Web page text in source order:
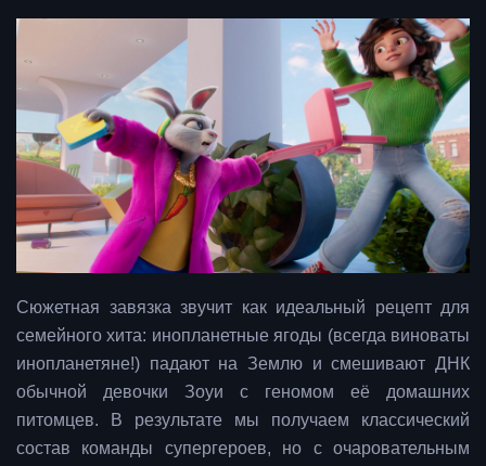
Сюжетная завязка звучит как идеальный рецепт для
семейного хита: инопланетные ягоды (всегда виноваты
инопланетяне!) падают на Землю и смешивают ДНК
обычной девочки Зоуи с геномом её домашних
питомцев. В результате мы получаем классический
состав команды супергероев, но с очаровательным